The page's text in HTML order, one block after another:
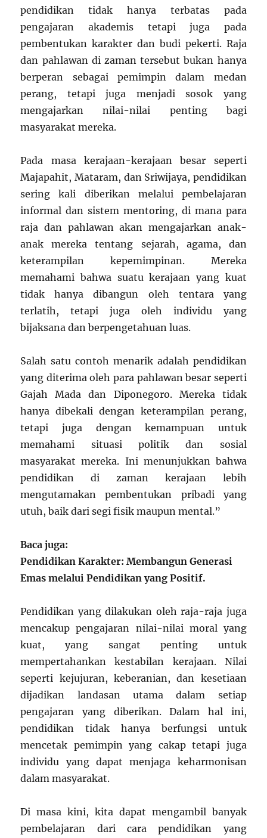
pendidikan tidak hanya terbatas pada
pengajaran akademis tetapi juga pada
pembentukan karakter dan budi pekerti. Raja
dan pahlawan di zaman tersebut bukan hanya
berperan sebagai pemimpin dalam medan
perang, tetapi juga menjadi sosok yang
mengajarkan nilai-nilai penting bagi
masyarakat mereka.
Pada masa kerajaan-kerajaan besar seperti
Majapahit, Mataram, dan Sriwijaya, pendidikan
sering kali diberikan melalui pembelajaran
informal dan sistem mentoring, di mana para
raja dan pahlawan akan mengajarkan anak-
anak mereka tentang sejarah, agama, dan
keterampilan kepemimpinan. Mereka
memahami bahwa suatu kerajaan yang kuat
tidak hanya dibangun oleh tentara yang
terlatih, tetapi juga oleh individu yang
bijaksana dan berpengetahuan luas.
Salah satu contoh menarik adalah pendidikan
yang diterima oleh para pahlawan besar seperti
Gajah Mada dan Diponegoro. Mereka tidak
hanya dibekali dengan keterampilan perang,
tetapi juga dengan kemampuan untuk
memahami situasi politik dan sosial
masyarakat mereka. Ini menunjukkan bahwa
pendidikan di zaman kerajaan lebih
mengutamakan pembentukan pribadi yang
utuh, baik dari segi fisik maupun mental.”
Baca juga:
Pendidikan Karakter: Membangun Generasi
Emas melalui Pendidikan yang Positif.
Pendidikan yang dilakukan oleh raja-raja juga
mencakup pengajaran nilai-nilai moral yang
kuat, yang sangat penting untuk
mempertahankan kestabilan kerajaan. Nilai
seperti kejujuran, keberanian, dan kesetiaan
dijadikan landasan utama dalam setiap
pengajaran yang diberikan. Dalam hal ini,
pendidikan tidak hanya berfungsi untuk
mencetak pemimpin yang cakap tetapi juga
individu yang dapat menjaga keharmonisan
dalam masyarakat.
Di masa kini, kita dapat mengambil banyak
pembelajaran dari cara pendidikan yang